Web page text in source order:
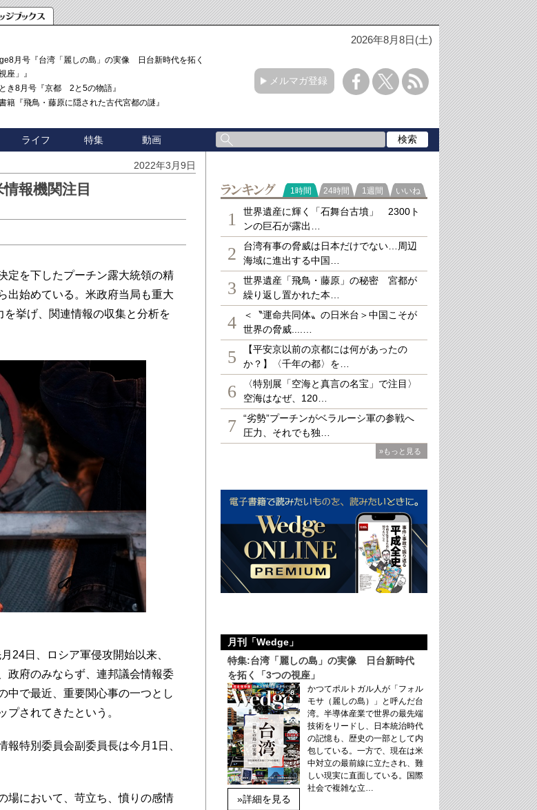
2026年8月8日(土)
月号『台湾「麗しの島」の実像 日台新時代を拓く「3
座」』
き8月号『京都 2と5の物語』
籍『飛鳥・藤原に隠された古代宮都の謎』
メルマガ登録
ライフ 特集 動画
2022年3月9日
報機関注目
定を下したプーチン露大統領の精
出始めている。米政府当局も重大
挙げ、関連情報の収集と分析を
24日、ロシア軍侵攻開始以来、
政府のみならず、連邦議会情報委
中で最近、重要関心事の一つとし
されてきたという。
特別委員会副委員長は今月1日、
場において、苛立ち、憤りの感情
ランキング
1時間 24時間 1週間 いいね
1
世界遺産に輝く「石舞台古墳」 2300ト
ンの巨石が露出…
2
台湾有事の脅威は日本だけでない…周辺
海域に進出する中国…
3
世界遺産「飛鳥・藤原」の秘密 宮都が
繰り返し置かれた本…
4
＜〝運命共同体〟の日米台＞中国こそが
世界の脅威....…
5
【平安京以前の京都には何があったの
か？】〈千年の都〉を…
6
〈特別展「空海と真言の名宝」で注目〉
空海はなぜ、120…
7
“劣勢”プーチンがベラルーシ軍の参戦へ
圧力、それでも独…
»もっと見る
月刊「Wedge」
特集:台湾「麗しの島」の実像 日台新時代
を拓く「3つの視座」
»詳細を見る
かつてポルトガル人が「フォル
モサ（麗しの島）」と呼んだ台
湾。半導体産業で世界の最先端
技術をリードし、日本統治時代
の記憶も、歴史の一部として内
包している。一方で、現在は米
中対立の最前線に立たされ、難
しい現実に直面している。国際
社会で複雑な立…